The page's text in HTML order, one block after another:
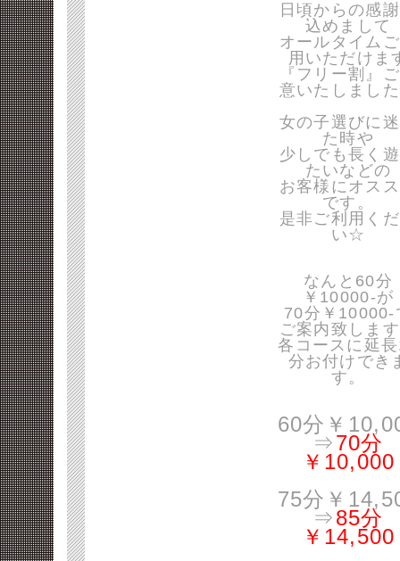
日頃からの感
込めまして
オールタイム
用いただけま
『フリー割』
意いたしまし
女の子選びに
た時や
少しでも長く
たいなどの
お客様にオス
です。
是非ご利用く
い☆
なんと60分
￥10000-が
70分￥10000-
ご案内致しま
各コースに延
分お付けでき
す。
60分￥
⇒70分
￥10,000
75分￥
⇒85分
￥14,500